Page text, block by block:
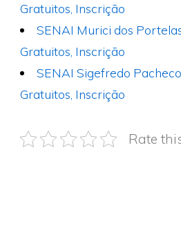
Gratuitos, Inscrição
SENAI Murici dos
Gratuitos, Inscrição
SENAI Sigefredo
Gratuitos, Inscrição
Rate